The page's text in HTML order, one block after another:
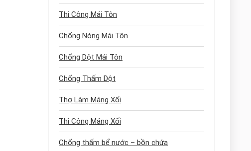
Thi Công Mái Tôn
Chống Nóng Mái Tôn
Chống Dột Mái Tôn
Chống Thấm Dột
Thợ Làm Máng Xối
Thi Công Máng Xối
Chống thấm bể nước – bồn chứa